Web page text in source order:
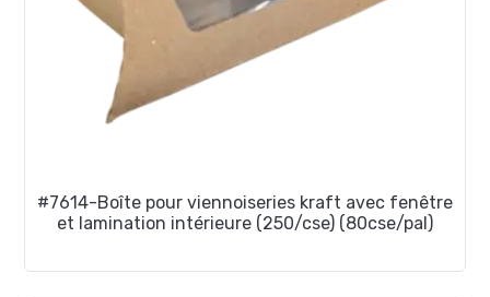
#7614-Boîte pour viennoiseries kraft avec fenêtre
et lamination intérieure (250/cse) (80cse/pal)